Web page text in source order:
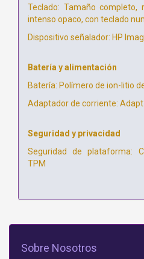
Teclado: Tamaño completo,
intenso opaco, con teclado
Dispositivo señalador: HP
Batería y alimentación
Batería: Polímero de ion-litio
Adaptador de corriente:
Seguridad y privacidad
Seguridad de plataforma:
TPM
Sobre Nosotros